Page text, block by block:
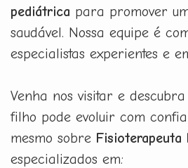
pediátrica para promover
saudável. Nossa equipe é
especialistas experientes e
Venha nos visitar e
filho pode evoluir com
mesmo sobre Fisioterapeuta
especializados em: